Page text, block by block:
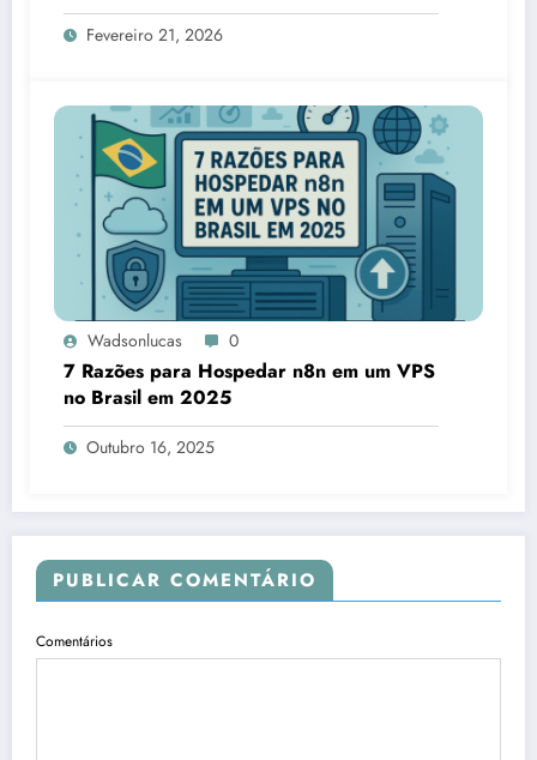
Fevereiro 21, 2026
Wadsonlucas 0
7 Razões para Hospedar n8n em um VPS
no Brasil em 2025
Outubro 16, 2025
PUBLICAR COMENTÁRIO
Comentários